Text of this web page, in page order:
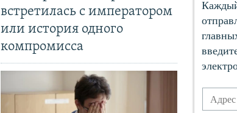
встретилась с императором
или история одного
компромисса